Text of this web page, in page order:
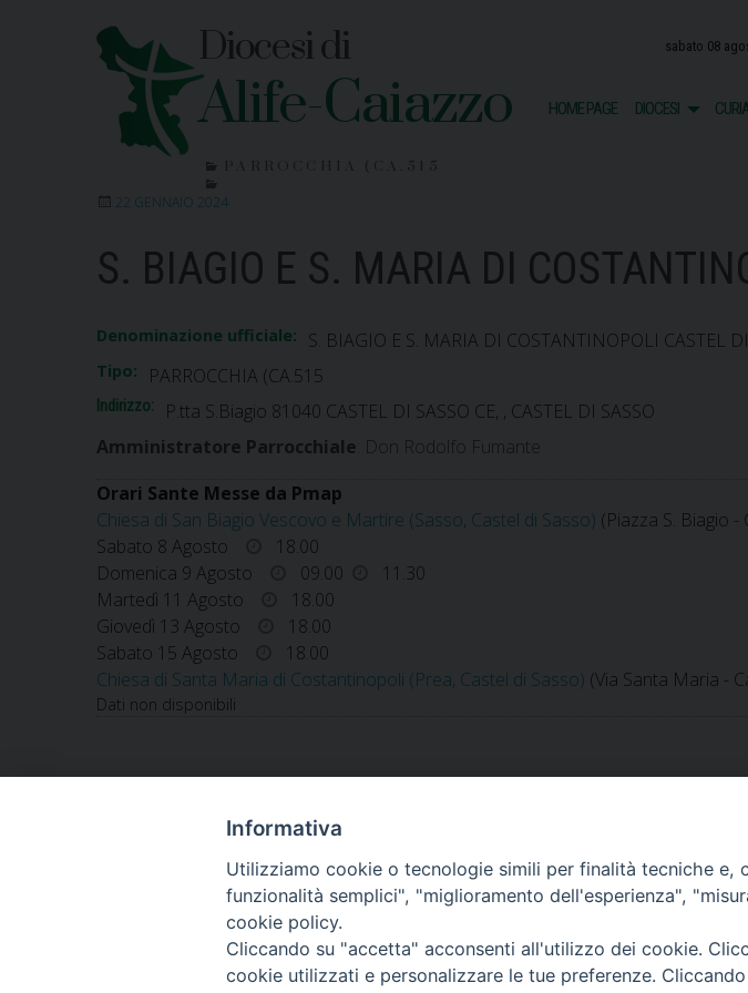
sabato 08
Diocesi di
Alife-Caiazzo HOME PAGE DIOCESI
22 GENNAIO 2024
S. BIAGIO E S. MARIA DI
Denominazione ufficiale: S. BIAGIO E S. MARIA DI COSTANTINOPOLI CASTEL
Tipo: PARROCCHIA (CA.515
Indirizzo:
P.tta S.Biagio 81040 CASTEL DI SASSO CE, , CASTEL DI SASSO
Amministratore Parrocchiale : Don Rodolfo Fumante
Orari Sante Messe da Pmap
Chiesa di San Biagio Vescovo e Martire (Sasso, Castel di Sasso) (Piazza S. Biagio -
Sabato 8 Agosto
18.00
Domenica 9 Agosto
09.00
11.30
Martedì 11 Agosto
18.00
Giovedì 13 Agosto
18.00
Sabato 15 Agosto
18.00
Chiesa di Santa Maria di Costantinopoli (Prea, Castel di Sasso) (Via Santa Maria -
Dati non disponibili
S. MARIA AD NIVES CASTEL CAMPAGNANO
Diocesi di Alife-Caiazzo
Via Angelo Scorciarini Coppola, 234
Informativa
Utilizziamo cookie o tecnologie simili per finalità tecniche
funzionalità semplici", "miglioramento dell'esperienza",
cookie policy.
Cliccando su "accetta" acconsenti all'utilizzo dei cookie.
cookie utilizzati e personalizzare le tue preferenze.